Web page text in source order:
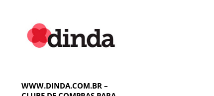
WWW.DINDA.COM.BR –